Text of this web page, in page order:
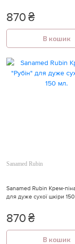
870₴
В кошик
Sanamed Rubin
Sanamed Rubin Крем-
для дуже сухої шкіри
870₴
В кошик